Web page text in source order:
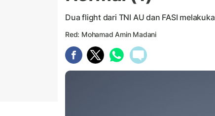
Dua flight dari TNI AU dan FASI
Red: Mohamad Amin Madani